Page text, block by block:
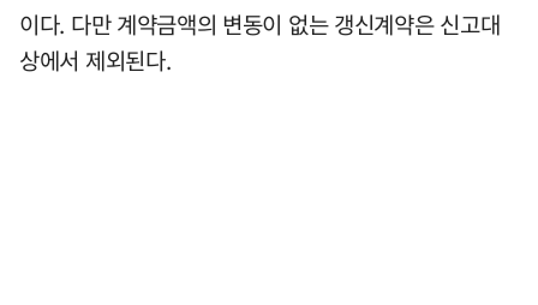
이다. 다만 계약금액의 변동이 없는 갱신계약은 신고대
상에서 제외된다.